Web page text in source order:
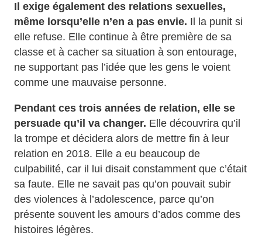
Il exige également des relations sexuelles,
même lorsqu’elle n’en a pas envie. Il la punit si
elle refuse. Elle continue à être première de sa
classe et à cacher sa situation à son entourage,
ne supportant pas l’idée que les gens le voient
comme une mauvaise personne.
Pendant ces trois années de relation, elle se
persuade qu’il va changer. Elle découvrira qu’il
la trompe et décidera alors de mettre fin à leur
relation en 2018. Elle a eu beaucoup de
culpabilité, car il lui disait constamment que c’était
sa faute. Elle ne savait pas qu’on pouvait subir
des violences à l’adolescence, parce qu’on
présente souvent les amours d’ados comme des
histoires légères.